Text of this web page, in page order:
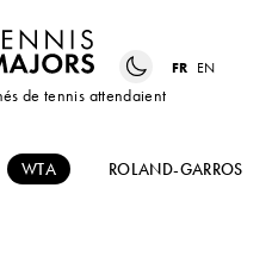
de tennis attendaient
FR EN
WTA ROLAND-GARROS